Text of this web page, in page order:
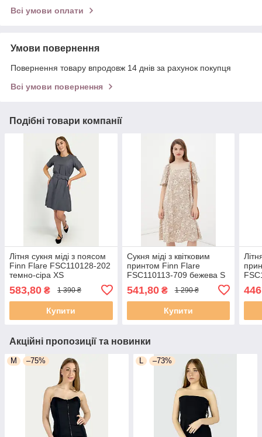
Всі умови оплати
Умови повернення
Повернення товару впродовж 14 днів за рахунок покупця
Всі умови повернення
Подібні товари компанії
Літня сукня міді з поясом
Finn Flare FSC110128-202
темно-сіра XS
583,80 ₴ 1 390 ₴
Купити
Сукня міді з квітковим
принтом Finn Flare
FSC110113-709 бежева S
541,80₴ 1 290 ₴
Купити
Акційні пропозиції та новинки
M –75% –73%